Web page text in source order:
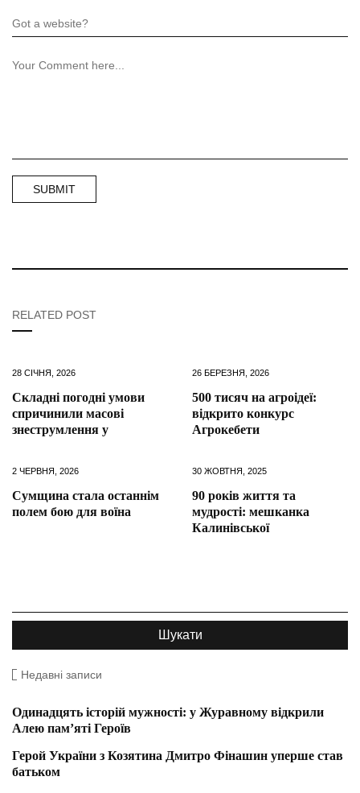
RELATED POST
28 СІЧНЯ, 2026
Складні погодні умови
спричинили масові
знеструмлення у
26 БЕРЕЗНЯ, 2026
500 тисяч на агроідеї:
відкрито конкурс
Агрокебети
2 ЧЕРВНЯ, 2026
Сумщина стала останнім
полем бою для воїна
30 ЖОВТНЯ, 2025
90 років життя та
мудрості: мешканка
Калинівської
Недавні записи
Одинадцять історій мужності: у Журавному відкрили
Алею пам’яті Героїв
Герой України з Козятина Дмитро Фінашин уперше став
батьком